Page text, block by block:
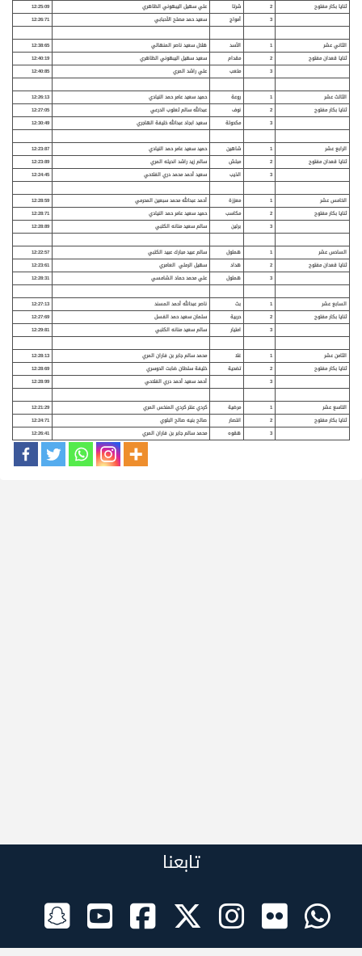
ثنايا بكار مفتوح
2 شرتا علي سهيل اليبهوني الظاهري
12:25:09
3
أمواج سعيد حمد مصلح الأحبابي 12:26:71
الثاني عشر 1 الأسد هلال سعيد ناصر المنهالي
12:38:65
ثنايا قعدان مفتوح
2 مقدام سعيد سهيل اليبهوني الظاهري
12:40:19
3
متعب علي راشد المري 12:40:85
الثالث عشر 1 روعة حميد سعيد عامر حمد النيادي
12:26:13
ثنايا بكار مفتوح
2 نوف عبدالله سالم ثعلوب الدرعي
12:27:05
3
مكحولة سعيد ابجاد عبدالله خليفة الهاجري 12:30:49
الرابع عشر 1 شاهين حميد سعيد عامر حمد النيادي
12:23:87
ثنايا قعدان مفتوح
2 مبلش سالم زيد راشد انديله المري
12:23:89
3
الذيب سعيد أحمد محمد دري الفلاحي 12:24:45
الخامس عشر 1 معززة أحمد عبدالله محمد سبعين المحرمي
12:28:59
ثنايا بكار مفتوح
2 مكاسب حميد سعيد عامر حمد النيادي
12:28:71
3
برلين سالم سعيد منانه الكتبي 12:28:89
السادس عشر 1 هملول سالم عبيد مبارك عبيد الكتبي
12:22:57
ثنايا قعدان مفتوح
2 هداد سهيل الرملي العامري
12:23:61
3
هملول علي محمد حماد الشامسي 12:28:31
السابع عشر 1 بث ناصر عبدالله أحمد المسند
12:27:13
ثنايا بكار مفتوح
2 حربية سلمان سعيد حمد الفسل
12:27:69
3
امتيار سالم سعيد منانه الكتبي 12:29:81
الثامن عشر 1 غلا محمد سالم جابر بن فاران المري
12:28:13
ثنايا بكار مفتوح
2 تضحية خليفة سلطان ضابت الدوسري
12:28:69
3
أحمد سعيد أحمد دري الفلاحي 12:28:99
التاسع عشر 1 مرضية كردي عنتر كردي المنخس المري
12:21:29
ثنايا بكار مفتوح
2 انتصار صالح بنيه صالح البلوي
12:24:71
3
هقوه محمد سالم جابر بن فاران المري 12:26:41
تابعنا